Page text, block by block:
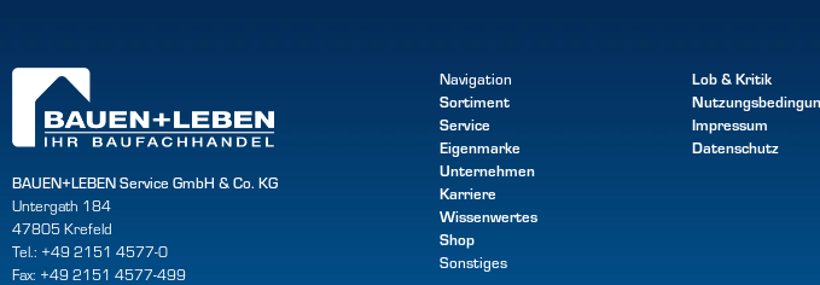
BAUEN+LEBEN Service GmbH & Co. KG
Untergath 184
47805 Krefeld
Tel.: +49 2151 4577-0
Fax: +49 2151 4577-499
Navigation
Sortiment
Service
Eigenmarke
Unternehmen
Karriere
Wissenwertes
Shop
Sonstiges
Lob & Kritik
Impressum
Datenschutz